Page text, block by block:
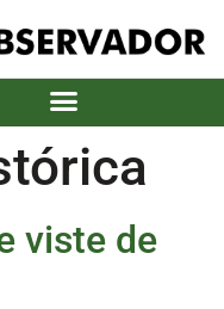
viste de